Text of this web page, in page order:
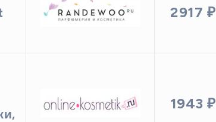
2917 ₽
1943 ₽